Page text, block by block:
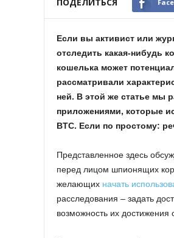
Если вы активист или
отследить какая-нибудь
кошелька может
рассматривали
ней. В этой же статье мы
приложениями, которые
BTC. Если по простому:
Представленное здесь
перед лицом шпионящих
желающих начать
расследования – задать
возможность их